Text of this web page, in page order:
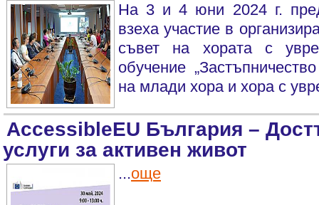
На 3 и 4 юни 2024 г.
взеха участие в
съвет на хората с
обучение
на млади хора и хора с
AccessibleEU България –
услуги за активен живот
...още